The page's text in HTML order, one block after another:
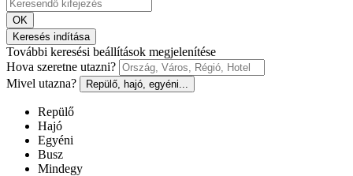
OK
Keresés indítása
További keresési beállítások megjelenítése
Hova szeretne utazni?
Mivel utazna?
Repülő, hajó, egyéni...
Repülő
Hajó
Egyéni
Busz
Mindegy